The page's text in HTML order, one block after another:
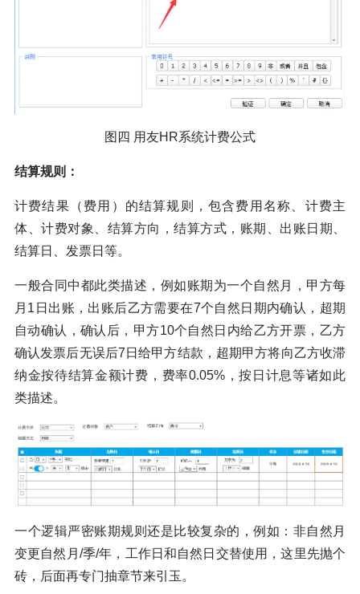
图四 用友HR系统计费公式
结算规则：
计费结果（费用）的结算规则，包含费用名称、计费主
体、计费对象、结算方向，结算方式，账期、出账日期、
结算日、发票日等。
一般合同中都此类描述，例如账期为一个自然月，甲方每
月1日出账，出账后乙方需要在7个自然日期内确认，超期
自动确认，确认后，甲方10个自然日内给乙方开票，乙方
确认发票后无误后7日给甲方结款，超期甲方将向乙方收滞
纳金按待结算金额计费，费率0.05%，按日计息等诸如此
类描述。
一个逻辑严密账期规则还是比较复杂的，例如：非自然月
变更自然月/季/年，工作日和自然日交替使用，这里先抛个
砖，后面再专门抽章节来引玉。